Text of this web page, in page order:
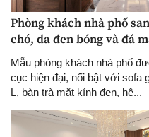
Phòng khách nhà phố
chó, da đen bóng và đá
Mẫu phòng khách nhà phố
cục hiện đại, nổi bật với sofa
L, bàn trà mặt kính đen, hệ...